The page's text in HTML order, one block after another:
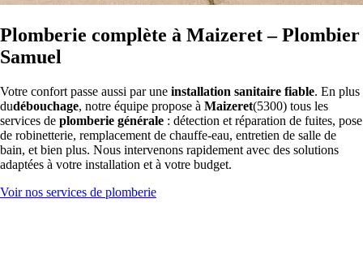
Plomberie complète à Maizeret – Plombier
Samuel
Votre confort passe aussi par une installation sanitaire fiable. En plus
dudébouchage, notre équipe propose à Maizeret(5300) tous les
services de plomberie générale : détection et réparation de fuites, pose
de robinetterie, remplacement de chauffe-eau, entretien de salle de
bain, et bien plus. Nous intervenons rapidement avec des solutions
adaptées à votre installation et à votre budget.
Voir nos services de plomberie